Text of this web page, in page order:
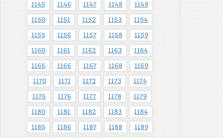
1145 1146 1147 1148 1149
1150 1151 1152 1153 1154
1155 1156 1157 1158 1159
1160 1161 1162 1163 1164
1165 1166 1167 1168 1169
1170 1171 1172 1173 1174
1175 1176 1177 1178 1179
1180 1181 1182 1183 1184
1185 1186 1187 1188 1189